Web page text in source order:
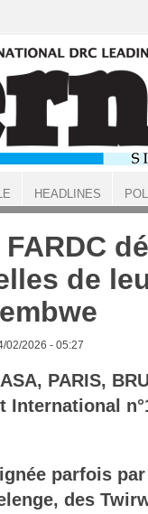
FARDC
de
02/2026 - 05:27
PARIS,
International
parfois
des
HEADLINES